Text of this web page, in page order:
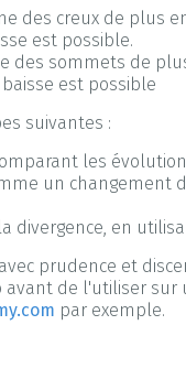
des creux de plus
est possible.
des sommets de
est possible
suivantes :
les
un
divergence, en
prudence et
avant de l'utiliser
par exemple.